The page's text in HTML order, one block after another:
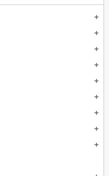
add
add
add
add
add
add
add
add
add